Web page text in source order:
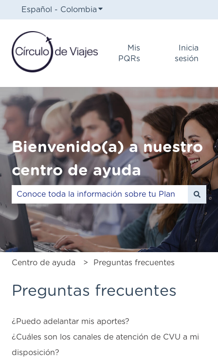
Español - Colombia Traducciones de Mostrar
Mis
PQRs
Inicia
sesión
Bienvenido(a) a nuestro
centro de ayuda
No hay sugerencias porque el campo de búsqueda
Centro de ayuda Preguntas frecuentes
Preguntas frecuentes
¿Puedo adelantar mis aportes?
¿Cuáles son los canales de atención de CVU a mi
disposición?